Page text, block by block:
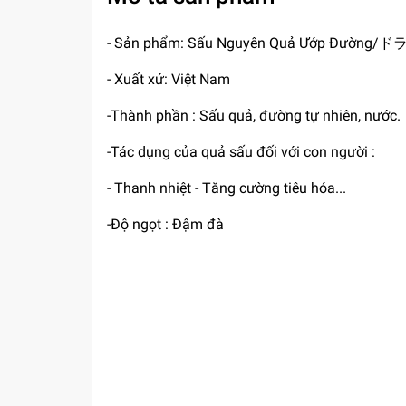
- Sản phẩm: Sấu Nguyên Quả Ướp Đường/ド
- Xuất xứ: Việt Nam
-Thành phần : Sấu quả, đường tự nhiên, nước.
-Tác dụng của quả sấu đối với con người :
- Thanh nhiệt - Tăng cường tiêu hóa...
-Độ ngọt : Đậm đà